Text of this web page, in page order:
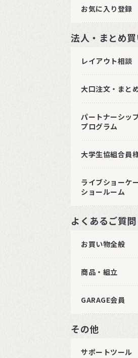
お気に入り登録
法人・まとめ
レイアウト相談
大口注文・まと
パートナーシッ
プログラム
大学生協組合員
ライブショーケ
ショールーム
よくあるご質問
お買い物全般
商品・組立
GARAGE会員
その他
サポートツール